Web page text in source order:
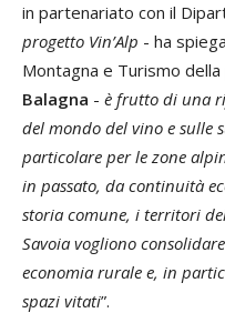
in partenariato con il
progetto Vin’Alp - ha
Montagna e Turismo
Balagna - è frutto di una
del mondo del vino e sulle
particolare per le zone
in passato, da continuità
storia comune, i territori
Savoia vogliono
economia rurale e, in
spazi vitati”.